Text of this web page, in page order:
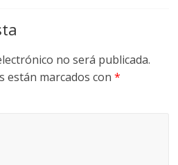
no será publicada.
están marcados con*